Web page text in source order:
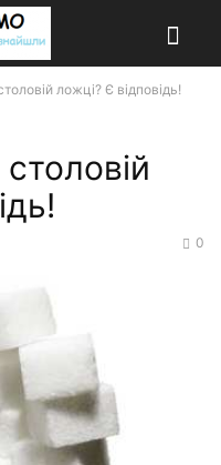
ложці? Є відповідь!
0